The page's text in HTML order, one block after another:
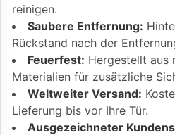
reinigen.
Saubere Entfernung:
Rückstand nach der
Feuerfest: Hergestellt aus
Materialien für zusätzliche
Weltweiter Versand:
Lieferung bis vor Ihre Tür.
Ausgezeichneter